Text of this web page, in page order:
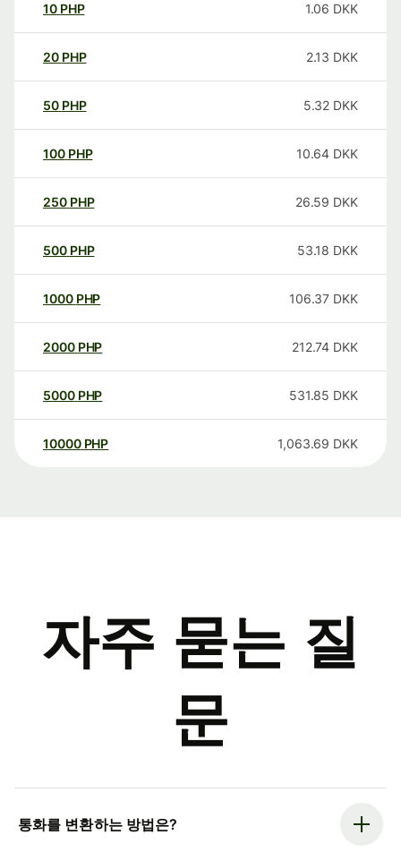
10 PHP 1.06 DKK
20 PHP 2.13 DKK
50 PHP 5.32 DKK
100 PHP 10.64 DKK
250 PHP 26.59 DKK
500 PHP 53.18 DKK
1000 PHP 106.37 DKK
2000 PHP 212.74 DKK
5000 PHP 531.85 DKK
10000 PHP 1,063.69 DKK
자주 묻는 질
문
통화를 변환하는 방법은?